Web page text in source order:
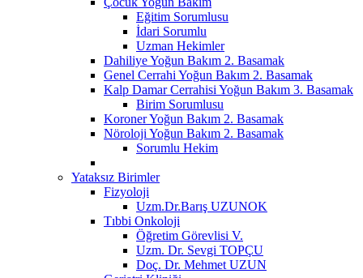
Eğitim Sorumlusu
İdari Sorumlu
Uzman Hekimler
Dahiliye Yoğun Bakım 2. Basamak
Genel Cerrahi Yoğun Bakım 2. Basamak
Kalp Damar Cerrahisi Yoğun Bakım 3. Basamak
Birim Sorumlusu
Koroner Yoğun Bakım 2. Basamak
Nöroloji Yoğun Bakım 2. Basamak
Sorumlu Hekim
Yataksız Birimler
Fizyoloji
Uzm.Dr.Barış UZUNOK
Tıbbi Onkoloji
Öğretim Görevlisi V.
Uzm. Dr. Sevgi TOPÇU
Doç. Dr. Mehmet UZUN